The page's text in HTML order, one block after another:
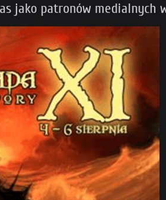
jako patronów medialnych